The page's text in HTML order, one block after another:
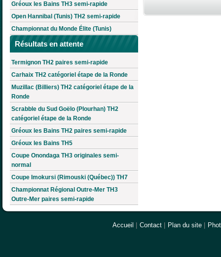
Gréoux les Bains TH3 semi-rapide
Open Hannibal (Tunis) TH2 semi-rapide
Championnat du Monde Élite (Tunis)
Résultats en attente
Termignon TH2 paires semi-rapide
Carhaix TH2 catégoriel étape de la Ronde
Muzillac (Billiers) TH2 catégoriel étape de la
Ronde
Scrabble du Sud Goëlo (Plourhan) TH2
catégoriel étape de la Ronde
Gréoux les Bains TH2 paires semi-rapide
Gréoux les Bains TH5
Coupe Onondaga TH3 originales semi-
normal
Coupe Imokursi (Rimouski (Québec)) TH7
Championnat Régional Outre-Mer TH3
Outre-Mer paires semi-rapide
Accueil Contact Plan du site